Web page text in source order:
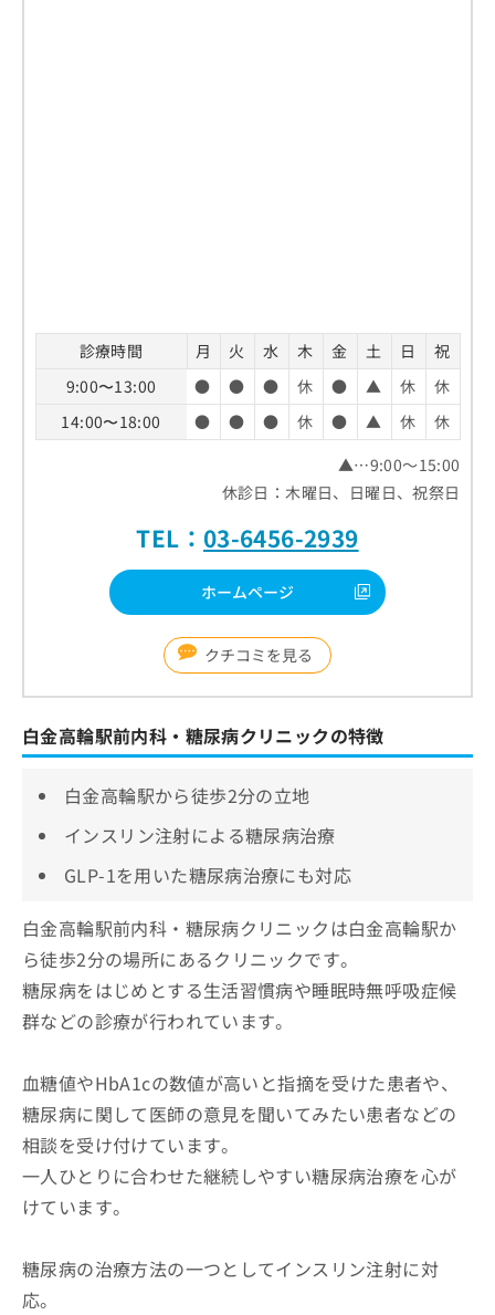
診療時間 月 火 水 木 金 土 日
祝
9:00〜13:00
● ● ● 休 ● ▲ 休
休
14:00〜18:00
● ● ● 休 ● ▲ 休
休
▲…9:00～15:00
休診日：木曜日、日曜日、祝祭日
TEL： 03-6456-2939
ホームページ
クチコミを見る
白金高輪駅前内科・糖尿病クリニックの特徴
白金高輪駅から徒歩2分の立地
インスリン注射による糖尿病治療
GLP-1を用いた糖尿病治療にも対応
白金高輪駅前内科・糖尿病クリニックは白金高輪駅か
ら徒歩2分の場所にあるクリニックです。
糖尿病をはじめとする生活習慣病や睡眠時無呼吸症候
群などの診療が行われています。
血糖値やHbA1cの数値が高いと指摘を受けた患者や、
糖尿病に関して医師の意見を聞いてみたい患者などの
相談を受け付けています。
一人ひとりに合わせた継続しやすい糖尿病治療を心が
けています。
糖尿病の治療方法の一つとしてインスリン注射に対
応。